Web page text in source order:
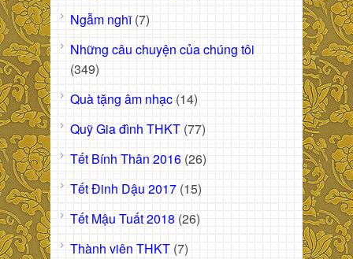
Ngẫm nghĩ(7)
Những câu chuyện của chúng tôi
(349)
Quà tặng âm nhạc (14)
Quỹ Gia đình THKT (77)
Tết Bính Thân 2016 (26)
Tết Đinh Dậu 2017 (15)
Tết Mậu Tuất 2018 (26)
Thành viên THKT (7)